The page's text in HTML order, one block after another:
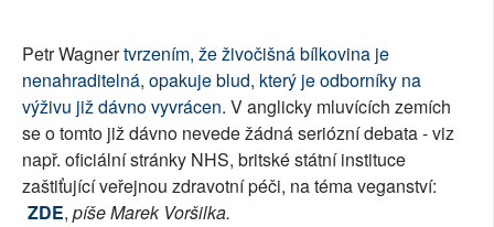
RUBRIKY
PLNÁ VERZE STRÁNEK
Petr Wagnertvrzením, že živočišná bílkovina je
nenahraditelná, opakuje blud, který je odborníky na
výživu již dávno vyvrácen. V anglicky mluvících zemích
se o tomto již dávno nevede žádná seriózní debata - viz
např. oficiální stránky NHS, britské státní instituce
zaštiťující veřejnou zdravotní péči, na téma veganství:
ZDE, píše Marek Voršilka.